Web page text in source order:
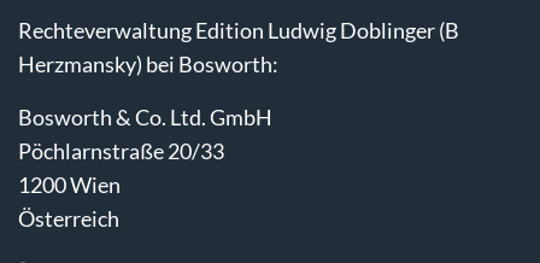
Rechteverwaltung Edition Ludwig Doblinger (B
Herzmansky) bei Bosworth:
Bosworth & Co. Ltd. GmbH
Pöchlarnstraße 20/33
1200 Wien
Österreich